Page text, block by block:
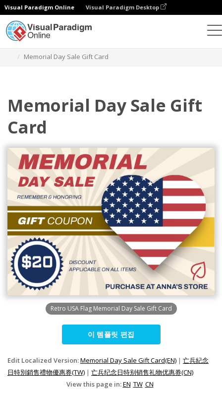
Visual Paradigm Online Visual Paradigm Desktop
Memorial Day Sale Gift Card
Memorial Day Sale Gift
Card
Retro USA Flag Memorial Day Sale Gift Card
이 템플릿 편집
Edit Localized Version:Memorial Day Sale Gift Card(EN) | 亡兵紀念
日特別銷售禮物優惠券(TW) | 亡兵纪念日特别销售礼物优惠券(CN)
View this page in:EN TW CN